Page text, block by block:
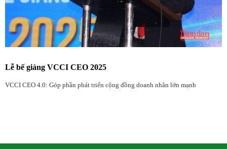
Lễ bế giảng VCCI CEO 2025
VCCI CEO 4.0: Góp phần phát triển cộng đồng doanh nhân lớn mạnh